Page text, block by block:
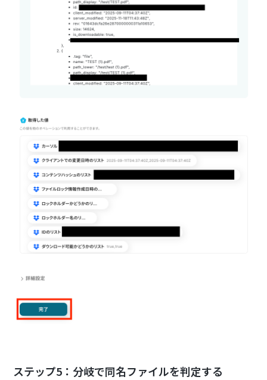
ステップ5：分岐で同名ファイルを判定する